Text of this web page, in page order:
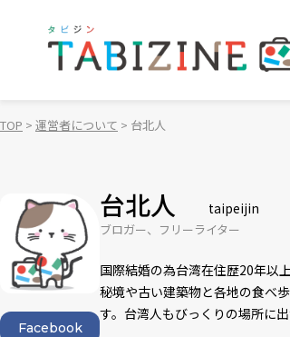
TOP 運営者について 台北人
Facebook
台北人 taipeijin
ブロガー、フリーライター
国際結婚の為台湾在住歴20年以
秘境や古い建築物と各地の食べ
す。台湾人もびっくりの場所に出